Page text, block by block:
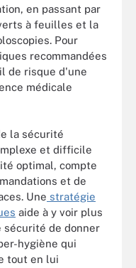
en passant par
à feuilles et la
Pour
recommandées
de risque d'une
médicale
la sécurité
et difficile
optimal, compte
et de
Une stratégie
aide à y voir plus
sécurité de donner
hygiène qui
tout en lui